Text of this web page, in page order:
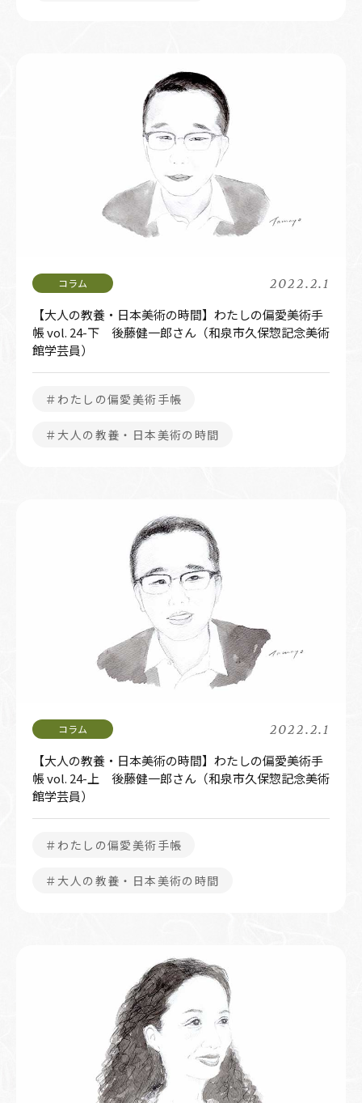
2022.2.1
【大人の教養・日本美術の時間】わたしの偏愛美術手
帳 vol. 24-下 後藤健一郎さん（和泉市久保惣記念美術
館学芸員）
＃わたしの偏愛美術手帳
＃大人の教養・日本美術の時間
2022.2.1
【大人の教養・日本美術の時間】わたしの偏愛美術手
帳 vol. 24-上 後藤健一郎さん（和泉市久保惣記念美術
館学芸員）
＃わたしの偏愛美術手帳
＃大人の教養・日本美術の時間